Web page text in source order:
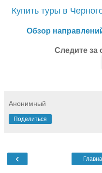
Купить туры в
Обзор
Следите за
Анонимный
Поделиться
‹